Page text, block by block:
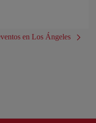
en Los Ángeles